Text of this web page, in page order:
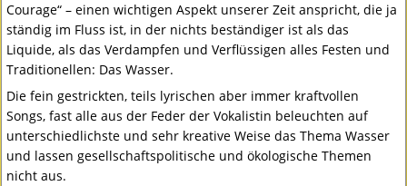
Courage“ – einen wichtigen Aspekt unserer Zeit anspricht, die ja
ständig im Fluss ist, in der nichts beständiger ist als das
Liquide, als das Verdampfen und Verflüssigen alles Festen und
Traditionellen: Das Wasser.
Die fein gestrickten, teils lyrischen aber immer kraftvollen
Songs, fast alle aus der Feder der Vokalistin beleuchten auf
unterschiedlichste und sehr kreative Weise das Thema Wasser
und lassen gesellschaftspolitische und ökologische Themen
nicht aus.